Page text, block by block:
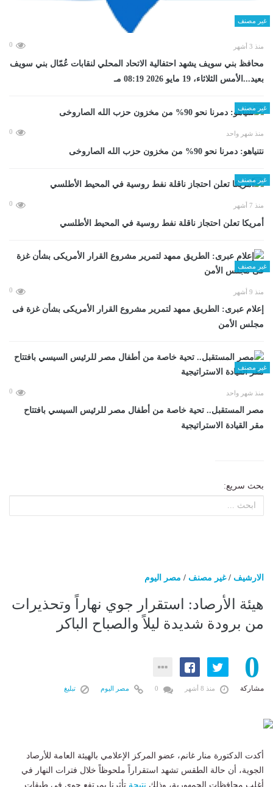
غير مصنف
منذ 3 أشهر 0
محافظ بني سويف يشهد احتفالية الاتحاد المحلي لنقابات عُمّال بني سويف
بعيد...الأمس الثلاثاء، 19 مايو 2026 08:19 مـ
غير مصنف
منذ شهر واحد 0
نتنياهو: دمرنا نحو 90% من مخزون حزب الله الصاروخى
غير مصنف
منذ 7 أشهر 0
أمريكا تعلن احتجاز ناقلة نفط روسية في المحيط الأطلسي
غير مصنف
منذ 9 أشهر 0
إعلام عبرى: الطريق ممهد لتمرير مشروع القرار الأمريكى بشأن غزة فى
مجلس الأمن
غير مصنف
منذ شهر واحد 0
مصر المستقبل.. تحية خاصة من أطفال مصر للرئيس السيسي بافتتاح
مقر القيادة الاستراتيجية
بحث سريع:
الارشيف /غير مصنف / مصر اليوم
هيئة الأرصاد: استقرار جوي نهاراً وتحذيرات
من برودة شديدة ليلاً والصباح الباكر
0
مشاركة منذ 8 أشهر مصر اليوم تبليغ
أكدت الدكتورة منار غانم، عضو المركز الإعلامي بالهيئة العامة للأرصاد
الجوية، أن حالة الطقس تشهد استقراراً ملحوظاً خلال فترات النهار في
أغلب محافظات الجمهورية، وذلك نتيجة تأثرنا بمرتفع جوي في طبقات